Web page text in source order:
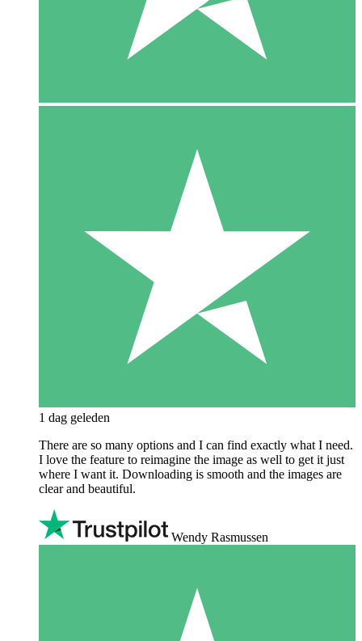
1 dag geleden
There are so many options and I can find exactly what I need.
I love the feature to reimagine the image as well to get it just
where I want it. Downloading is smooth and the images are
clear and beautiful.
Wendy Rasmussen